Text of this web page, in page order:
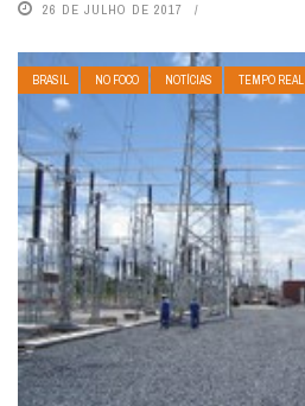
26 DE JULHO DE 2017
BRASIL NO FOCO NOTÍCIAS TEMPO REAL